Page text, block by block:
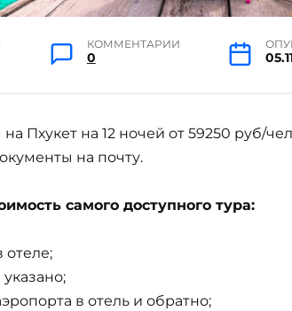
КОММЕНТАРИИ
0
Пхукет на 12 ночей от 59250 руб/
на почту.
самого доступного тура:
в отель и обратно;